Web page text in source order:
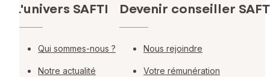
L'univers SAFTI
Qui sommes-nous ?
Notre actualité
Devenir conseiller
Nous rejoindre
Votre rémunération